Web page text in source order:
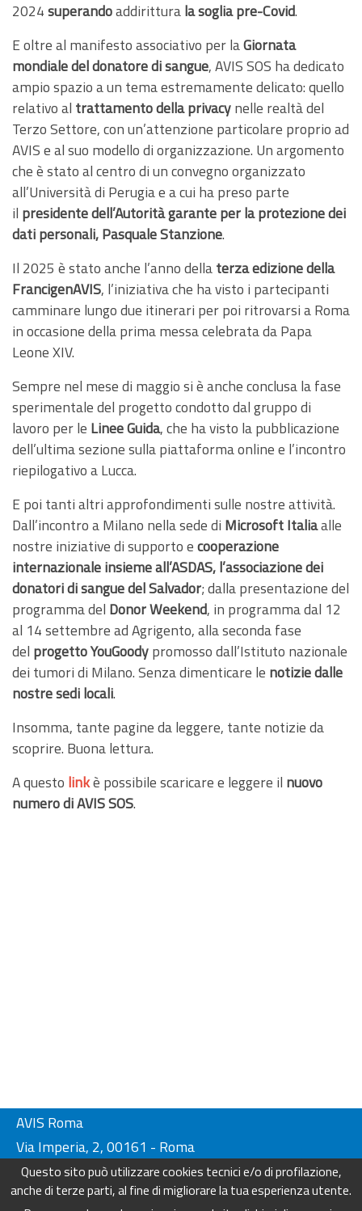
Questo sito può utilizzare cookies tecnici e/o di profilazione,
anche di terze parti, al fine di migliorare la tua esperienza utente.
2024superandoaddiritturala soglia pre-Covid.
E oltre al manifesto associativo per laGiornata
mondiale del donatore di sangue, AVIS SOS ha dedicato
ampio spazio a un tema estremamente delicato: quello
relativo al trattamento della privacynelle realtà del
Terzo Settore, con un’attenzione particolare proprio ad
AVIS e al suo modello di organizzazione. Un argomento
che è stato al centro di un convegno organizzato
all’Università di Perugia e a cui ha preso parte
il presidente dell’Autorità garante per la protezione dei
dati personali, Pasquale Stanzione.
Il 2025 è stato anche l’anno dellaterza edizione della
FrancigenAVIS, l’iniziativa che ha visto i partecipanti
camminare lungo due itinerari per poi ritrovarsi a Roma
in occasione della prima messa celebrata da Papa
Leone XIV.
Sempre nel mese di maggio si è anche conclusa la fase
sperimentale del progetto condotto dal gruppo di
lavoro per le Linee Guida, che ha visto la pubblicazione
dell’ultima sezione sulla piattaforma online e l’incontro
riepilogativo a Lucca.
E poi tanti altri approfondimenti sulle nostre attività.
Dall’incontro a Milano nella sede di Microsoft Italiaalle
nostre iniziative di supporto ecooperazione
internazionale insieme all’ASDAS, l’associazione dei
donatori di sangue del Salvador; dalla presentazione del
programma del Donor Weekend, in programma dal 12
al 14 settembre ad Agrigento, alla seconda fase
del progetto YouGoodypromosso dall’Istituto nazionale
dei tumori di Milano. Senza dimenticare le notizie dalle
nostre sedi locali.
Insomma, tante pagine da leggere, tante notizie da
scoprire. Buona lettura.
A questo linkè possibile scaricare e leggere il nuovo
numero di AVIS SOS.
AVIS Roma
Via Imperia, 2, 00161 - Roma
Tel. 06-44230134/ 4404249
Fax. 06-44230136